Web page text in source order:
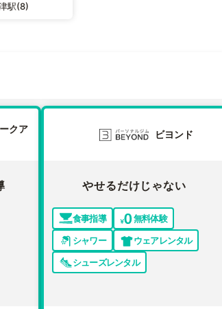
駅(8)
クア
ビヨンド
やせるだけじゃない
食事指導
無料体験
シャワー
ウェアレンタル
シューズレンタル